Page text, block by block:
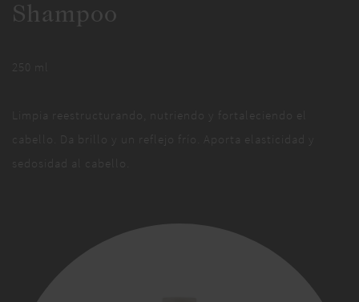
Shampoo
250 ml
Limpia reestructurando, nutriendo y fortaleciendo el
cabello. Da brillo y un reflejo frío. Aporta elasticidad y
sedosidad al cabello.